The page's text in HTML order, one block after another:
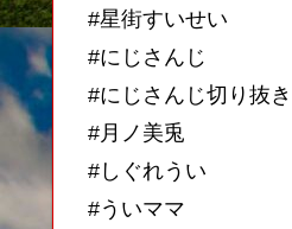
#星街すいせい
#にじさんじ
#にじさんじ切り抜き
#月ノ美兎
#しぐれうい
#ういママ